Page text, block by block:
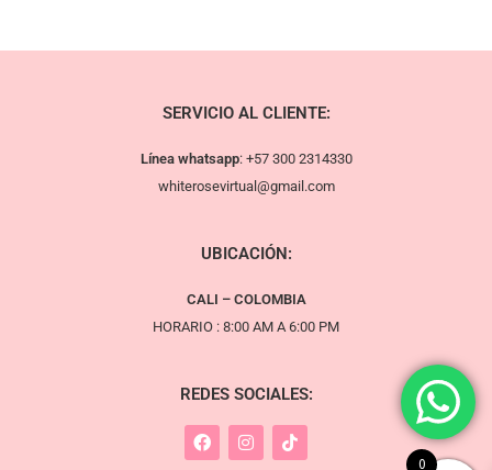
SERVICIO AL CLIENTE:
Línea whatsapp: +57 300 2314330
whiterosevirtual@gmail.com
UBICACIÓN:
CALI – COLOMBIA
HORARIO : 8:00 AM A 6:00 PM
REDES SOCIALES:
0